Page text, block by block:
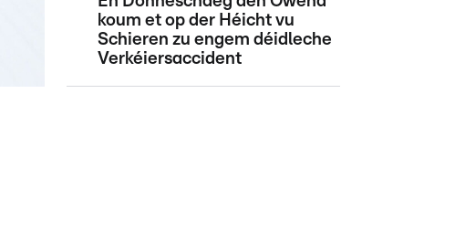
koum et op der Héicht vu
Schieren zu engem déidleche
Verkéiersaccident